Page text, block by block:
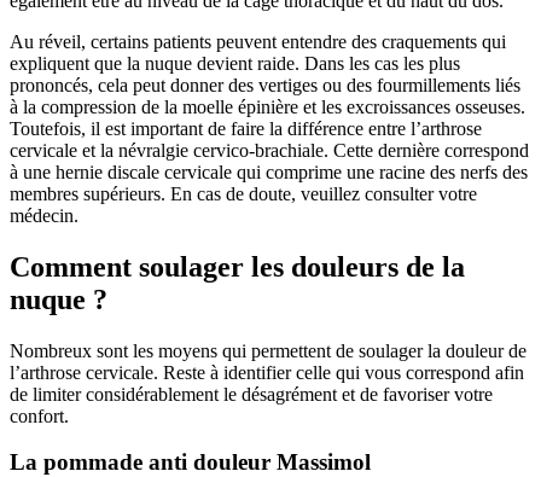
Au réveil, certains patients peuvent entendre des craquements qui
expliquent que la nuque devient raide. Dans les cas les plus
prononcés, cela peut donner des vertiges ou des fourmillements liés
à la compression de la moelle épinière et les excroissances osseuses.
Toutefois, il est important de faire la différence entre l’arthrose
cervicale et la névralgie cervico-brachiale. Cette dernière correspond
à une hernie discale cervicale qui comprime une racine des nerfs des
membres supérieurs. En cas de doute, veuillez consulter votre
médecin.
Comment soulager les douleurs de la
nuque ?
Nombreux sont les moyens qui permettent de soulager la douleur de
l’arthrose cervicale. Reste à identifier celle qui vous correspond afin
de limiter considérablement le désagrément et de favoriser votre
confort.
La pommade anti douleur Massimol